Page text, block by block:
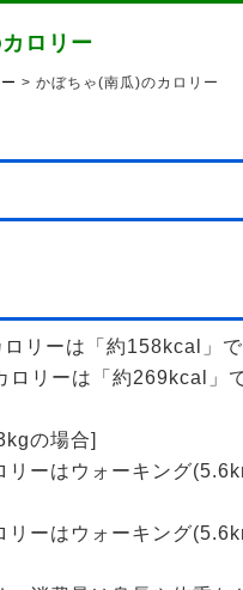
ロリー
> かぼちゃ(南瓜)のカロリー
リーは「約158kcal」
ロリーは「約269kcal」
の場合]
リーはウォーキング
リーはウォーキング